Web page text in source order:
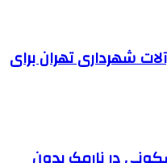
شهرداری تهران برای